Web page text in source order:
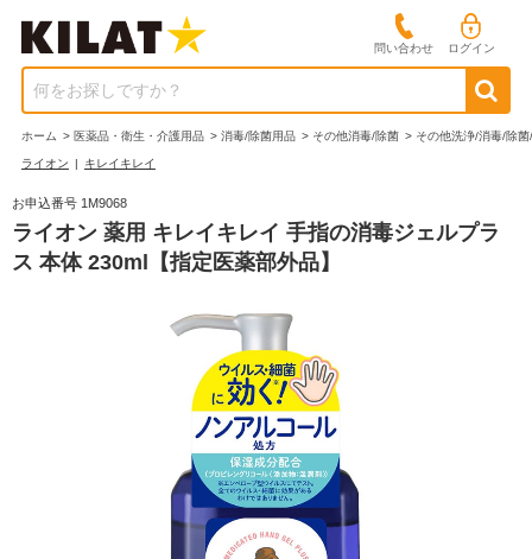
問い合わせ ログイン
何をお探しですか？
ホーム > 医薬品・衛生・介護用品 > 消毒/除菌用品 > その他消毒/除菌 > その他洗浄/消毒/除菌
ライオン | キレイキレイ
お申込番号 1M9068
ライオン 薬用 キレイキレイ 手指の消毒ジェルプラ
ス 本体 230ml【指定医薬部外品】